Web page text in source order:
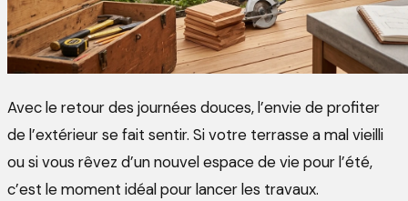
Avec le retour des journées douces, l’envie de profiter
de l’extérieur se fait sentir. Si votre terrasse a mal vieilli
ou si vous rêvez d’un nouvel espace de vie pour l’été,
c’est le moment idéal pour lancer les travaux.